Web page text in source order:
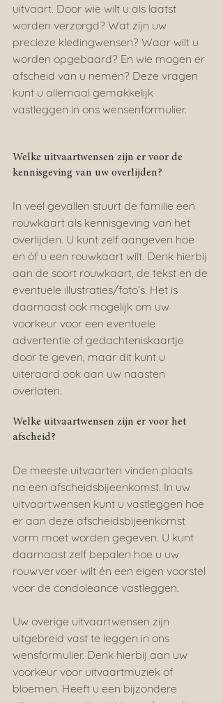
uitvaart. Door wie wilt u als laatst
worden verzorgd? Wat zijn uw
precieze kledingwensen? Waar wilt u
worden opgebaard? En wie mogen er
afscheid van u nemen? Deze vragen
kunt u allemaal gemakkelijk
vastleggen in ons wensenformulier.
Welke uitvaartwensen zijn er voor de
kennisgeving van uw overlijden?
In veel gevallen stuurt de familie een
rouwkaart als kennisgeving van het
overlijden. U kunt zelf aangeven hoe
en óf u een rouwkaart wilt. Denk hierbij
aan de soort rouwkaart, de tekst en de
eventuele illustraties/foto’s. Het is
daarnaast ook mogelijk om uw
voorkeur voor een eventuele
advertentie of gedachteniskaartje
door te geven, maar dit kunt u
uiteraard ook aan uw naasten
overlaten.
Welke uitvaartwensen zijn er voor het
afscheid?
De meeste uitvaarten vinden plaats
na een afscheidsbijeenkomst. In uw
uitvaartwensen kunt u vastleggen hoe
er aan deze afscheidsbijeenkomst
vorm moet worden gegeven. U kunt
daarnaast zelf bepalen hoe u uw
rouwvervoer wilt én een eigen voorstel
voor de condoleance vastleggen.
Uw overige uitvaartwensen zijn
uitgebreid vast te leggen in ons
wensformulier. Denk hierbij aan uw
voorkeur voor uitvaartmuziek of
bloemen. Heeft u een bijzondere